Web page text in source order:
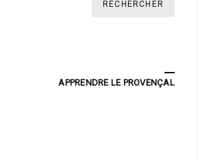
APPRENDRE LE PROVENÇAL